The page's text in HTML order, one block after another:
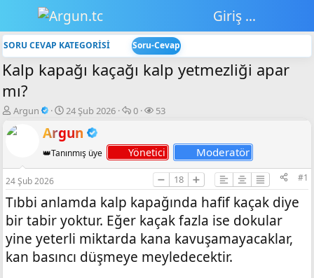
Giriş yap
SORU CEVAP KATEGORİSİ Soru-Cevap
Kalp kapağı kaçağı kalp yetmezliği apar
mı?
K
o
n
y
u
b
a
ş
l
t
Argun
B
ş
a
n
ı
ç
t
a
i
24 Şub 2026
💬
v
a
p
a
r
0
👁️‍🗨️
r
ü
n
t
ü
l
e
m
53
Argun
👑Tanınmış üye Yönetici Moderatör
24 Şub 2026 ➖ 18 ➕ #1
Tıbbi anlamda kalp kapağında hafif kaçak diye
bir tabir yoktur. Eğer kaçak fazla ise dokular
yine yeterli miktarda kana kavuşamayacaklar,
kan basıncı düşmeye meyledecektir.